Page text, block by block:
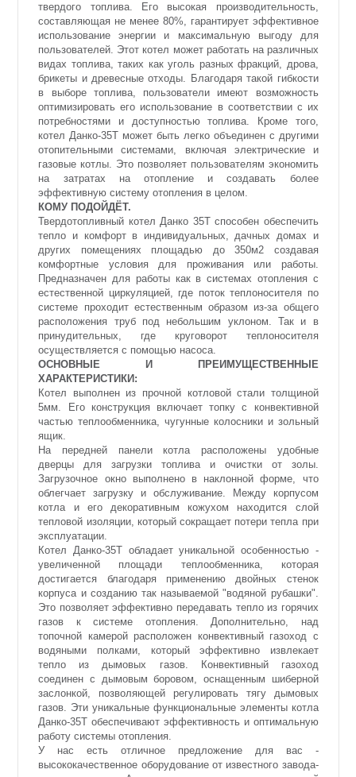
твердого топлива. Его высокая производительность,
составляющая не менее 80%, гарантирует эффективное
использование энергии и максимальную выгоду для
пользователей. Этот котел может работать на различных
видах топлива, таких как уголь разных фракций, дрова,
брикеты и древесные отходы. Благодаря такой гибкости
в выборе топлива, пользователи имеют возможность
оптимизировать его использование в соответствии с их
потребностями и доступностью топлива. Кроме того,
котел Данко-35Т может быть легко объединен с другими
отопительными системами, включая электрические и
газовые котлы. Это позволяет пользователям экономить
на затратах на отопление и создавать более
эффективную систему отопления в целом.
КОМУ ПОДОЙДЁТ.
Твердотопливный котел Данко 35Т способен обеспечить
тепло и комфорт в индивидуальных, дачных домах и
других помещениях площадью до 350м2 создавая
комфортные условия для проживания или работы.
Предназначен для работы как в системах отопления с
естественной циркуляцией, где поток теплоносителя по
системе проходит естественным образом из-за общего
расположения труб под небольшим уклоном. Так и в
принудительных, где круговорот теплоносителя
осуществляется с помощью насоса.
ОСНОВНЫЕ И ПРЕИМУЩЕСТВЕННЫЕ
ХАРАКТЕРИСТИКИ:
Котел выполнен из прочной котловой стали толщиной
5мм. Его конструкция включает топку с конвективной
частью теплообменника, чугунные колосники и зольный
ящик.
На передней панели котла расположены удобные
дверцы для загрузки топлива и очистки от золы.
Загрузочное окно выполнено в наклонной форме, что
облегчает загрузку и обслуживание. Между корпусом
котла и его декоративным кожухом находится слой
тепловой изоляции, который сокращает потери тепла при
эксплуатации.
Котел Данко-35Т обладает уникальной особенностью -
увеличенной площади теплообменника, которая
достигается благодаря применению двойных стенок
корпуса и созданию так называемой "водяной рубашки".
Это позволяет эффективно передавать тепло из горячих
газов к системе отопления. Дополнительно, над
топочной камерой расположен конвективный газоход с
водяными полками, который эффективно извлекает
тепло из дымовых газов. Конвективный газоход
соединен с дымовым боровом, оснащенным шиберной
заслонкой, позволяющей регулировать тягу дымовых
газов. Эти уникальные функциональные элементы котла
Данко-35Т обеспечивают эффективность и оптимальную
работу системы отопления.
У нас есть отличное предложение для вас -
высококачественное оборудование от известного завода-